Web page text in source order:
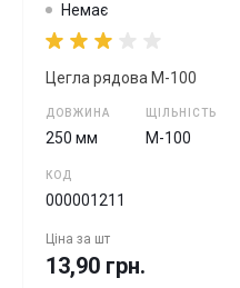
Немає
Цегла рядова М-100
ДОВЖИНА
250 мм
ЩІЛЬНІСТЬ
М-100
КОД
000001211
Ціна за шт
13,90 грн.